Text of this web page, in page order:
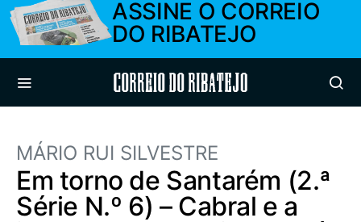
ASSINE O CORREIO
DO RIBATEJO
Correio do Ribatejo
MÁRIO RUI SILVESTRE
Em torno de Santarém (2.ª
Série N.º 6) – Cabral e a